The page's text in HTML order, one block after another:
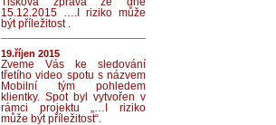
15.12.2015 ….I riziko může
být příležitost .
19.říjen 2015
Zveme Vás ke sledování
třetího video spotu s názvem
Mobilní tým pohledem
klientky. Spot byl vytvořen v
rámci projektu „…I riziko
může být příležitost“.